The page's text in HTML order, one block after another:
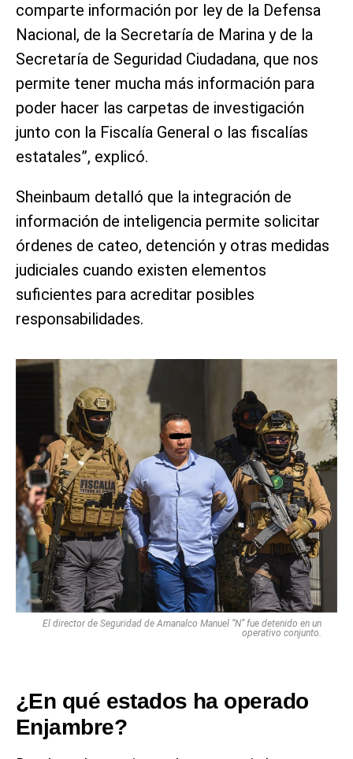
comparte información por ley de la Defensa
Nacional, de la Secretaría de Marina y de la
Secretaría de Seguridad Ciudadana, que nos
permite tener mucha más información para
poder hacer las carpetas de investigación
junto con la Fiscalía General o las fiscalías
estatales”, explicó.
Sheinbaum detalló que la integración de
información de inteligencia permite solicitar
órdenes de cateo, detención y otras medidas
judiciales cuando existen elementos
suficientes para acreditar posibles
responsabilidades.
El director de Seguridad de Amanalco Manuel “N” fue detenido en un
operativo conjunto.
¿En qué estados ha operado
Enjambre?